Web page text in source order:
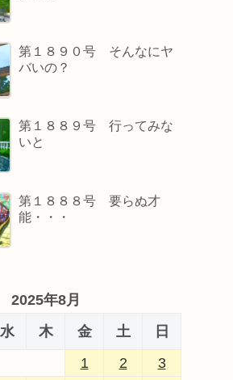
第１８９０号 そんなにヤ
バいの？
第１８８９号 行ってみな
いと
第１８８８号 要らぬ才
能・・・
2025年8月
水 木 金 土
日
1
2
3